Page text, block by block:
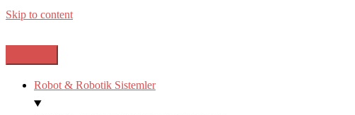
Skip to content
Robot & Robotik Sistemler